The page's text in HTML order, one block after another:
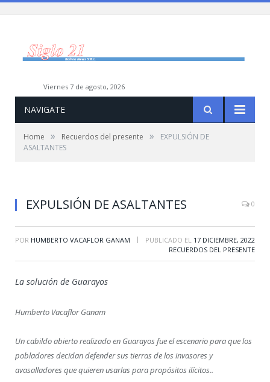
viernes 7 de agosto, 2026
NAVIGATE
Home » Recuerdos del presente »
EXPULSIÓN DE
ASALTANTES
EXPULSIÓN DE ASALTANTES 0
POR HUMBERTO VACAFLOR GANAM | PUBLICADO EL 17 DICIEMBRE, 2022
RECUERDOS DEL PRESENTE
La solución de Guarayos
Humberto Vacaflor Ganam
Un cabildo abierto realizado en Guarayos fue el escenario para que los
pobladores decidan defender sus tierras de los invasores y
avasalladores que quieren usarlas para propósitos ilícitos..